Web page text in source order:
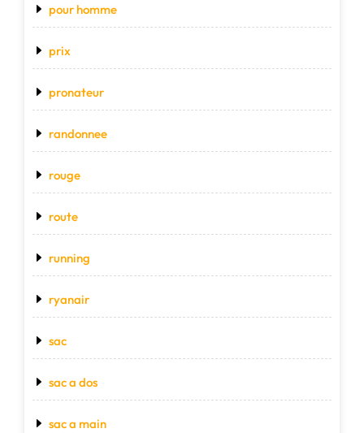
pour homme
prix
pronateur
randonnee
rouge
route
running
ryanair
sac
sac a dos
sac a main